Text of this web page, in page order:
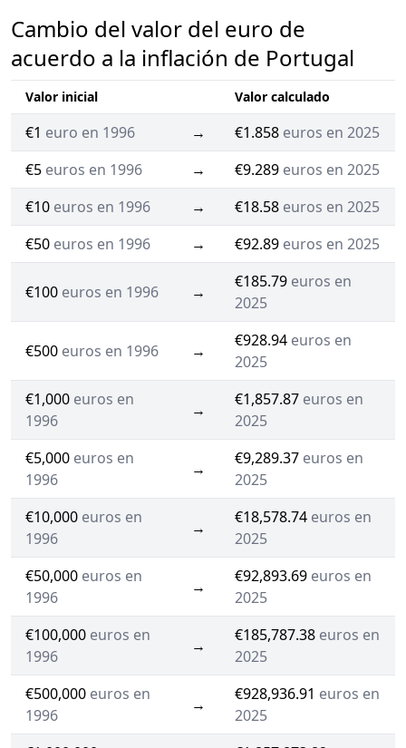
Cambio del valor del euro de
acuerdo a la inflación de Portugal
Valor inicial Valor calculado
€1 euro en 1996 → €1.858 euros en 2025
€5 euros en 1996 → €9.289 euros en 2025
€10 euros en 1996 → €18.58 euros en 2025
€50 euros en 1996 → €92.89 euros en 2025
€100 euros en 1996 →
€185.79 euros en
2025
€500 euros en 1996 →
€928.94 euros en
2025
€1,000 euros en
1996
→
€1,857.87 euros en
2025
€5,000 euros en
1996
→
€9,289.37 euros en
2025
€10,000 euros en
1996
→
€18,578.74 euros en
2025
€50,000 euros en
1996
→
€92,893.69 euros en
2025
€100,000 euros en
1996
→
€185,787.38 euros en
2025
€500,000 euros en
1996
→
€928,936.91 euros en
2025